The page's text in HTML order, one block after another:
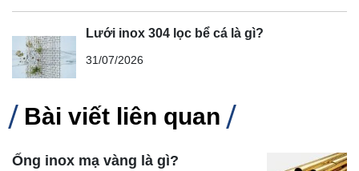
Lưới inox 304 lọc bể cá là gì?
31/07/2026
Bài viết liên quan
Ống inox mạ vàng là gì?